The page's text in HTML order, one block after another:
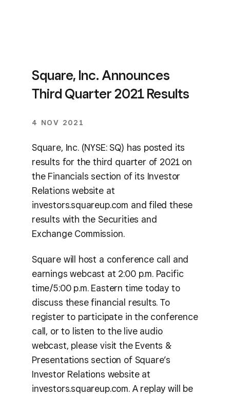
Square, Inc. Announces
Third Quarter 2021 Results
4 NOV 2021
Square, Inc. (NYSE: SQ) has posted its
results for the third quarter of 2021 on
the Financials section of its Investor
Relations website at
investors.squareup.com and filed these
results with the Securities and
Exchange Commission.
Square will host a conference call and
earnings webcast at 2:00 p.m. Pacific
time/5:00 p.m. Eastern time today to
discuss these financial results. To
register to participate in the conference
call, or to listen to the live audio
webcast, please visit the Events &
Presentations section of Square’s
Investor Relations website at
investors.squareup.com. A replay will be